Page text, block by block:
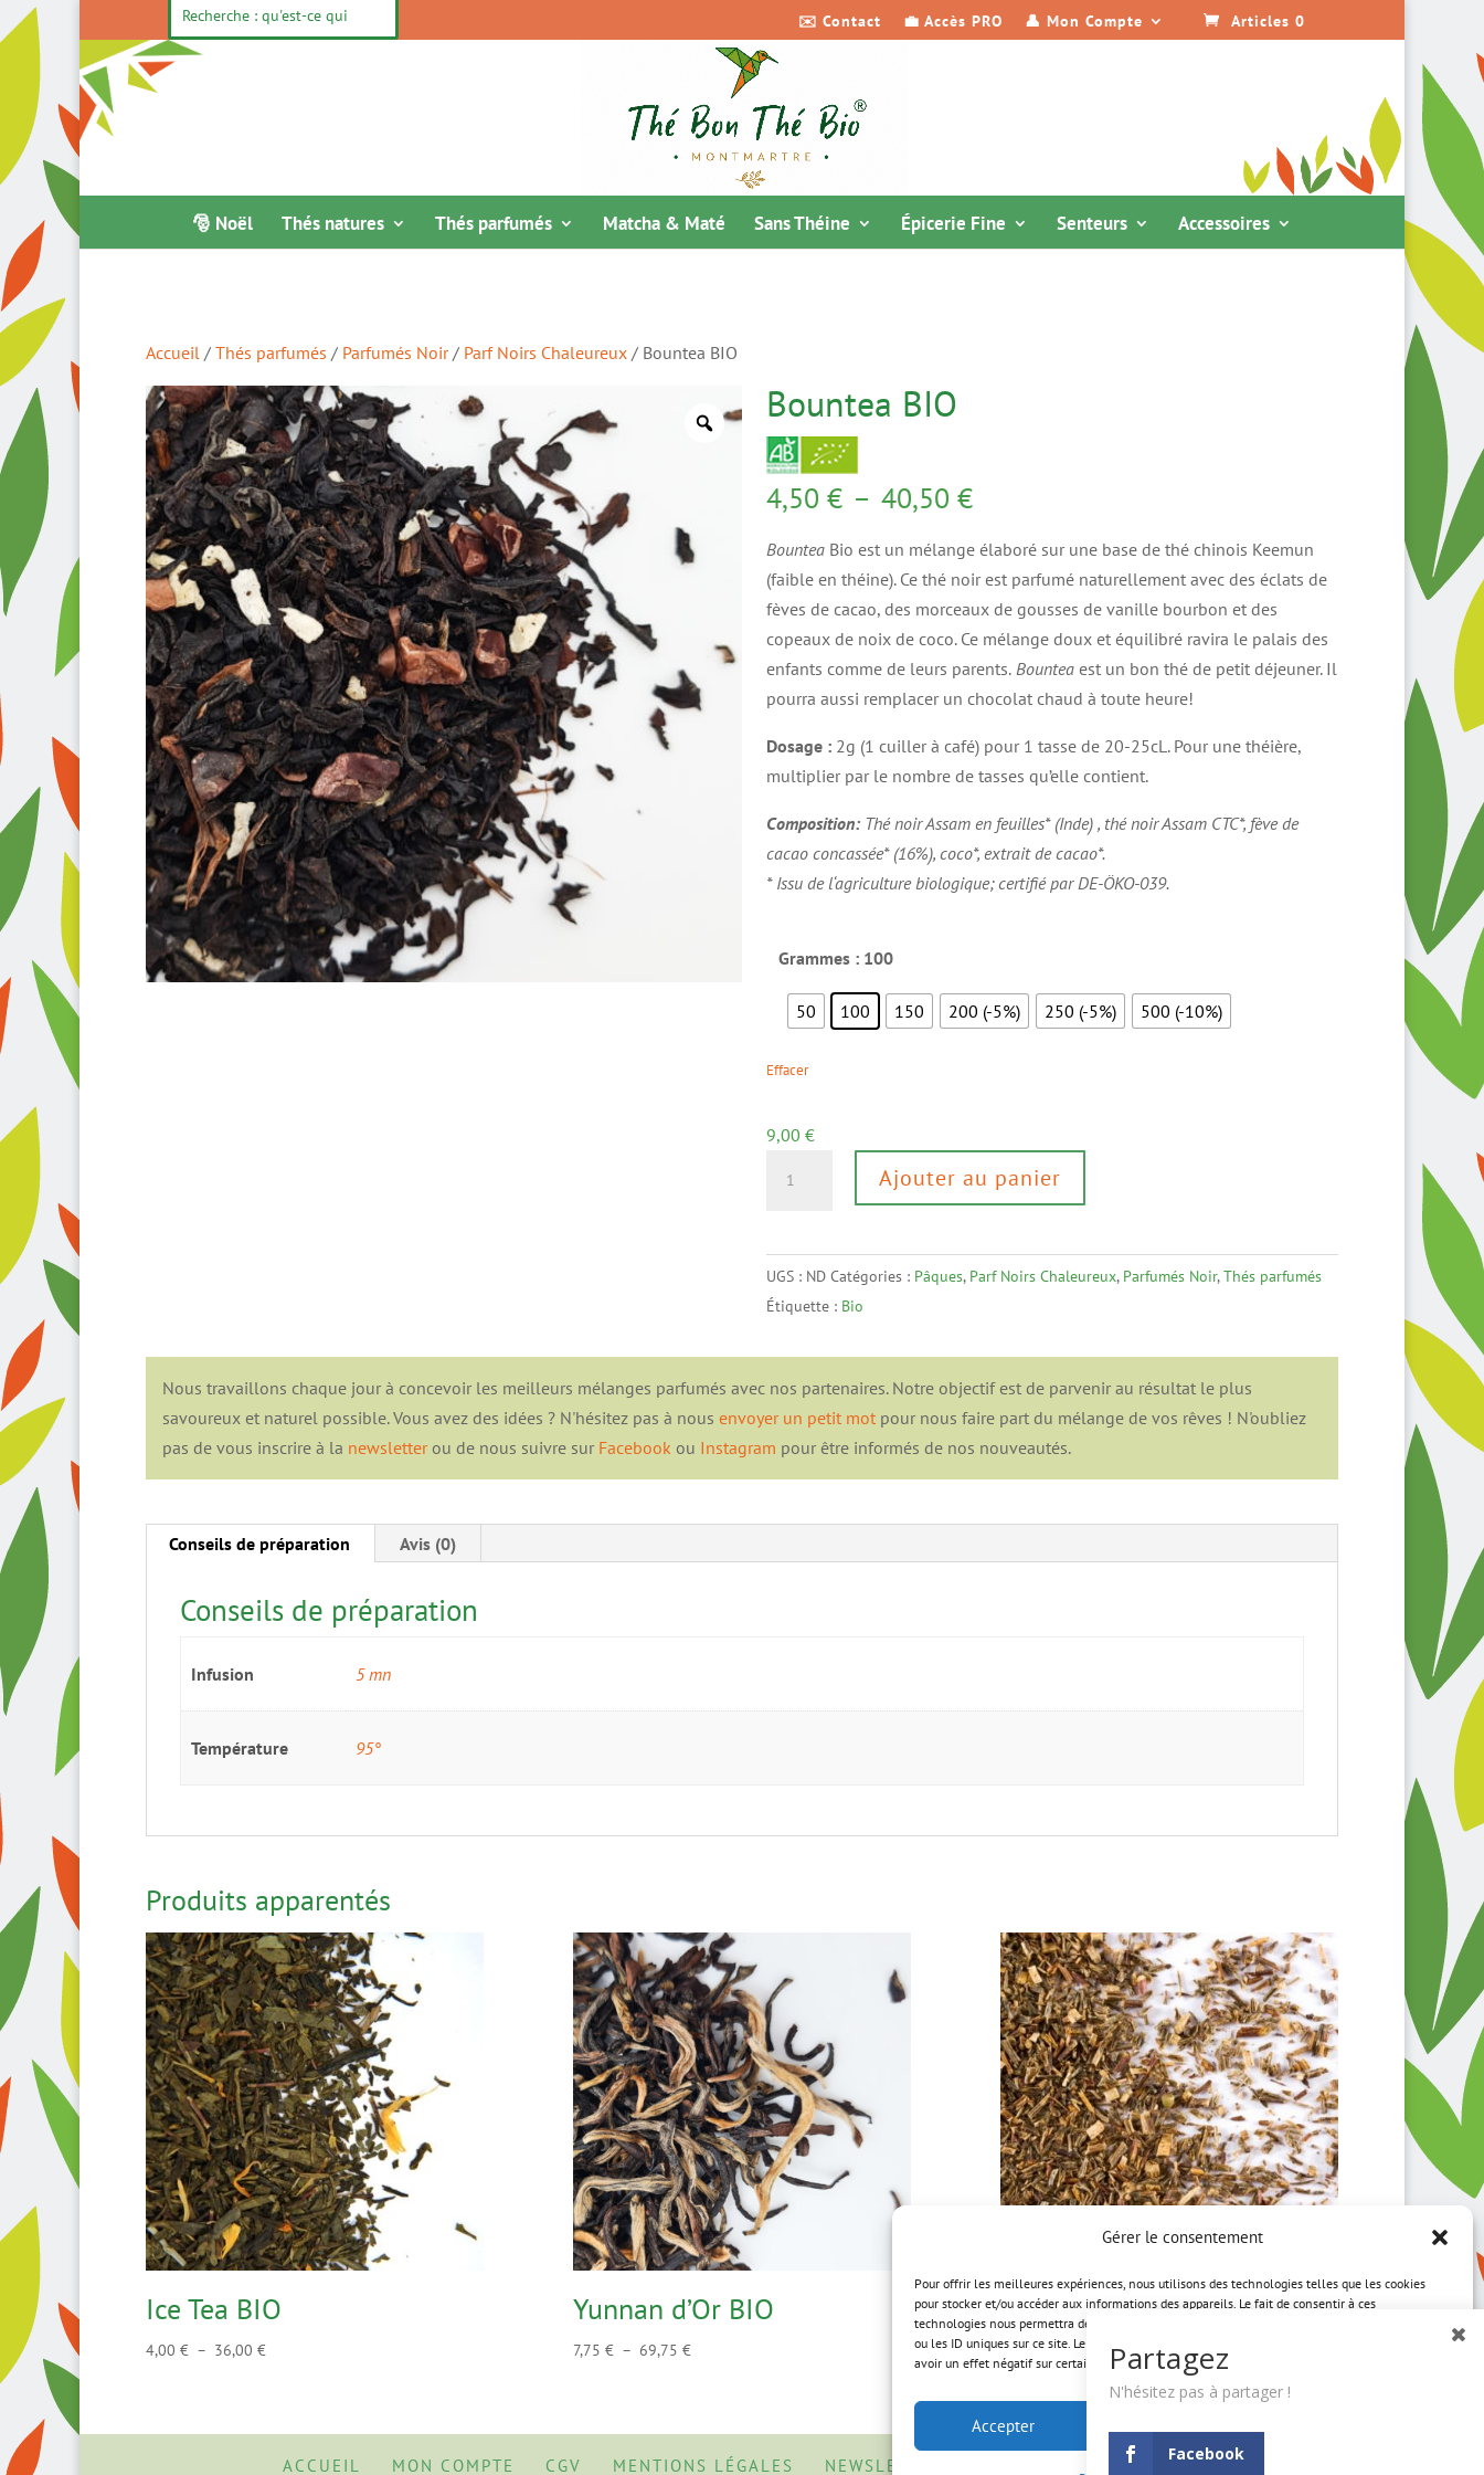
Gérer le consentement
Pour offrir les meilleures expériences, nous utilisons des technologies telles que les cookies
pour stocker et/ou accéder aux informations des appareils. Le fait de consentir à ces
technologies nous permettra de traiter des données telles que le comportement de navigation
ou les ID uniques sur ce site. Le fait de ne pas consentir ou de retirer son consentement peut
avoir un effet négatif sur certaines caractéristiques et fonctions.
Accepter
✉️ Contact 💼 Accès PRO 👤 Mon Compte Articles 0
🎅 Noël Thés natures Thés parfumés Matcha & Maté Sans Théine Épicerie Fine Senteurs Accessoires
Accueil / Thés parfumés / Parfumés Noir/ Parf Noirs Chaleureux / Bountea BIO
Bountea BIO
4,50 € – 40,50 €Plage
prix :
4,50 €
à
40,50 €
BounteaBio est un mélange élaboré sur une base de thé chinois Keemun
(faible en théine). Ce thé noir est parfumé naturellement avec des éclats de
fèves de cacao, des morceaux de gousses de vanille bourbon et des
copeaux de noix de coco. Ce mélange doux et équilibré ravira le palais des
enfants comme de leurs parents.Bountea est un bon thé de petit déjeuner. Il
pourra aussi remplacer un chocolat chaud à toute heure!
Dosage : 2g (1 cuiller à café) pour 1 tasse de 20-25cL. Pour une théière,
multiplier par le nombre de tasses qu’elle contient.
Composition:Thé noir Assam en feuilles* (Inde) , thé noir Assam CTC*, fève de
cacao concassée* (16%), coco*, extrait de cacao*.
* Issu de l‘agriculture biologique; certifié par DE-ÖKO-039.
Grammes : 100
50 100 150 200 (-5%) 250 (-5%) 500 (-10%)
Effacer
9,00 €
BIO
Ajouter au panier
UGS : ND Catégories : Pâques, Parf Noirs Chaleureux, Parfumés Noir,Thés parfumés
Étiquette : Bio
Nous travaillons chaque jour à concevoir les meilleurs mélanges parfumés avec nos partenaires. Notre objectif est de parvenir au résultat le plus
savoureux et naturel possible. Vous avez des idées ? N'hésitez pas à nous envoyer un petit mot pour nous faire part du mélange de vos rêves ! N'oubliez
pas de vous inscrire à la newsletter ou de nous suivre sur Facebook ou Instagram pour être informés de nos nouveautés.
Conseils de préparation Avis (0)
Conseils de préparation
Infusion 5 mn
Température 95°
Produits apparentés
Ice Tea BIO
4,00 € – 36,00 €
Yunnan d’Or BIO
7,75 € – 69,75 €Plage
Honeybush BIO
3,50€ – 31,50 €Plage
de
prix :
à
ACCUEIL MON COMPTE CGV MENTIONS LÉGALES NEWSLETTER CONTACT
Partagez
N'hésitez pas à partager !
Facebook